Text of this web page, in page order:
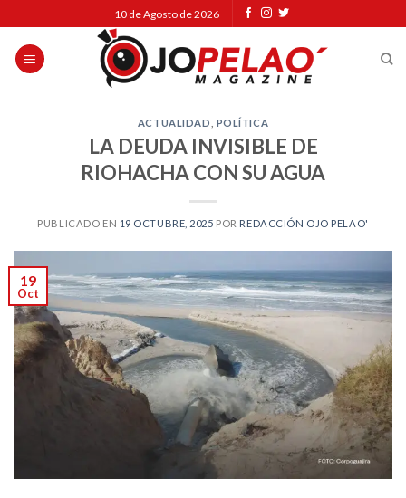
to
content
10 de Agosto de 2026
ACTUALIDAD POLÍTICA
LA DEUDA INVISIBLE DE
RIOHACHA CON SU AGUA
PUBLICADO EN 19 OCTUBRE, 2025 POR REDACCIÓN OJO PELAO'
19
Oct